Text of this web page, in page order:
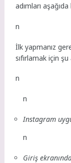
adımları
n
İlk yapmanız
sıfırlamak için şu
n
n
Instagram
n
Giriş